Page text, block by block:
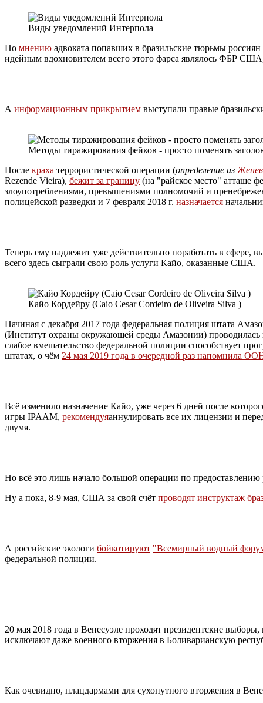
Виды уведомлений Интерпола
По мнению адвоката попавших в бразильские тюрьмы
идейным вдохновителем всего этого фарса являлось ФБР
А информационным прикрытием выступали правые
Методы тиражирования фейков - просто поменять
После краха террористической операции (определение из
Rezende Vieira), бежит за границу (на "райское место" атташе
злоупотреблениями, превышениями полномочий и
полицейской разведки и 7 февраля 2018 г. назначается
Теперь ему надлежит уже действительно поработать в сфере,
всего здесь сыграли свою роль услуги Кайо, оказанные США.
Кайо Кордейру (Caio Cesar Cordeiro de Oliveira Silva )
Начиная с декабря 2017 года федеральная полиция штата
(Институт охраны окружающей среды Амазонии)
слабое вмешательство федеральной полиции способствует
штатах, о чём 24 мая 2019 года в очередной раз напомнила
Всё изменило назначение Кайо, уже через 6 дней после
игры IPAAM, рекомендуяаннулировать все их лицензии и
двумя.
Но всё это лишь начало большой операции по
Ну а пока, 8-9 мая, США за свой счёт проводят инструктаж
А российские экологи бойкотируют "Всемирный водный
федеральной полиции.
20 мая 2018 года в Венесуэле проходят президентские
исключают даже военного вторжения в Боливарианскую
Как очевидно, плацдармами для сухопутного вторжения в